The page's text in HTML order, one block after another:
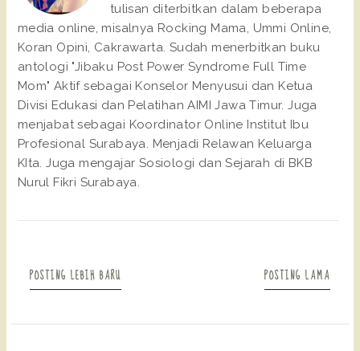
tulisan diterbitkan dalam beberapa
media online, misalnya Rocking Mama, Ummi Online,
Koran Opini, Cakrawarta. Sudah menerbitkan buku
antologi "Jibaku Post Power Syndrome Full Time
Mom" Aktif sebagai Konselor Menyusui dan Ketua
Divisi Edukasi dan Pelatihan AIMI Jawa Timur. Juga
menjabat sebagai Koordinator Online Institut Ibu
Profesional Surabaya. Menjadi Relawan Keluarga
KIta. Juga mengajar Sosiologi dan Sejarah di BKB
Nurul Fikri Surabaya.
POSTING LEBIH BARU POSTING LAMA